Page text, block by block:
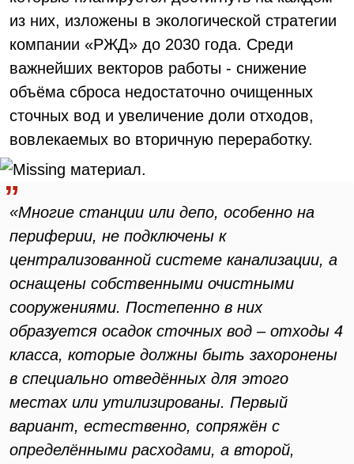
из них, изложены в экологической стратегии
компании «РЖД» до 2030 года. Среди
важнейших векторов работы - снижение
объёма сброса недостаточно очищенных
сточных вод и увеличение доли отходов,
вовлекаемых во вторичную переработку.
«Многие станции или депо, особенно на
периферии, не подключены к
централизованной системе канализации, а
оснащены собственными очистными
сооружениями. Постепенно в них
образуется осадок сточных вод – отходы 4
класса, которые должны быть захоронены
в специально отведённых для этого
местах или утилизированы. Первый
вариант, естественно, сопряжён с
определёнными расходами, а второй,